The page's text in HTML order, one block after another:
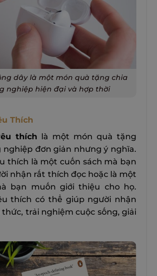
dây là một món quà tặng chia
nghiệp hiện đại và hợp thời
Thích
thích là một món quà tặng
nghiệp đơn giản nhưng ý nghĩa.
thích là một cuốn sách mà bạn
nhận rất thích đọc hoặc là một
bạn muốn giới thiệu cho họ.
thích có thể giúp người nhận
trải nghiệm cuộc sống, giải